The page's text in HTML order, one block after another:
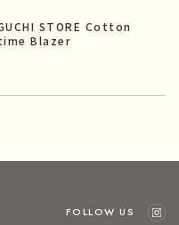
STORE Cotton
Blazer
FOLLOW US